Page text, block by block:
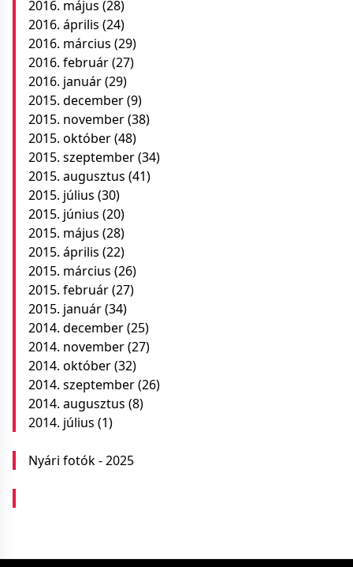
2016. május (28)
2016. április (24)
2016. március (29)
2016. február(27)
2016. január(29)
2015. december(9)
2015. november(38)
2015. október(48)
2015. szeptember(34)
2015. augusztus (41)
2015. július (30)
2015. június (20)
2015. május (28)
2015. április (22)
2015. március (26)
2015. február(27)
2015. január(34)
2014. december(25)
2014. november(27)
2014. október(32)
2014. szeptember(26)
2014. augusztus (8)
2014. július (1)
Nyári fotók - 2025